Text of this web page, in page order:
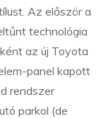
Az először a
technológia
az új Toyota
panel kapott
rendszer
parkol (de